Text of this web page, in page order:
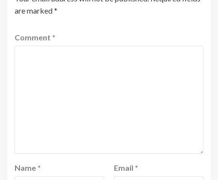
are marked*
Comment *
Name * Email *